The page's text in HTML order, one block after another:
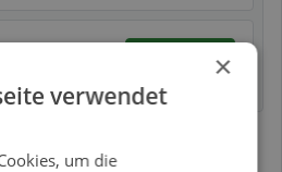
Absenden×
verwendet
um die